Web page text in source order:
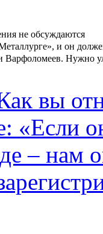
не обсуждаются
и он
Нужно
вы
«Если
– нам